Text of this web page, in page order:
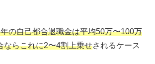
の自己都合退職金は平均50万〜100万
ならこれに2〜4割上乗せされるケース